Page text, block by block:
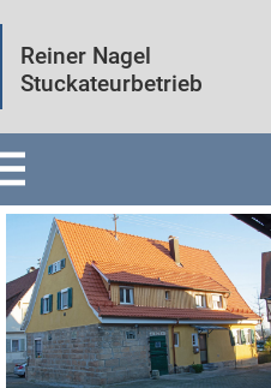
Reiner Nagel
Stuckateurbetrieb